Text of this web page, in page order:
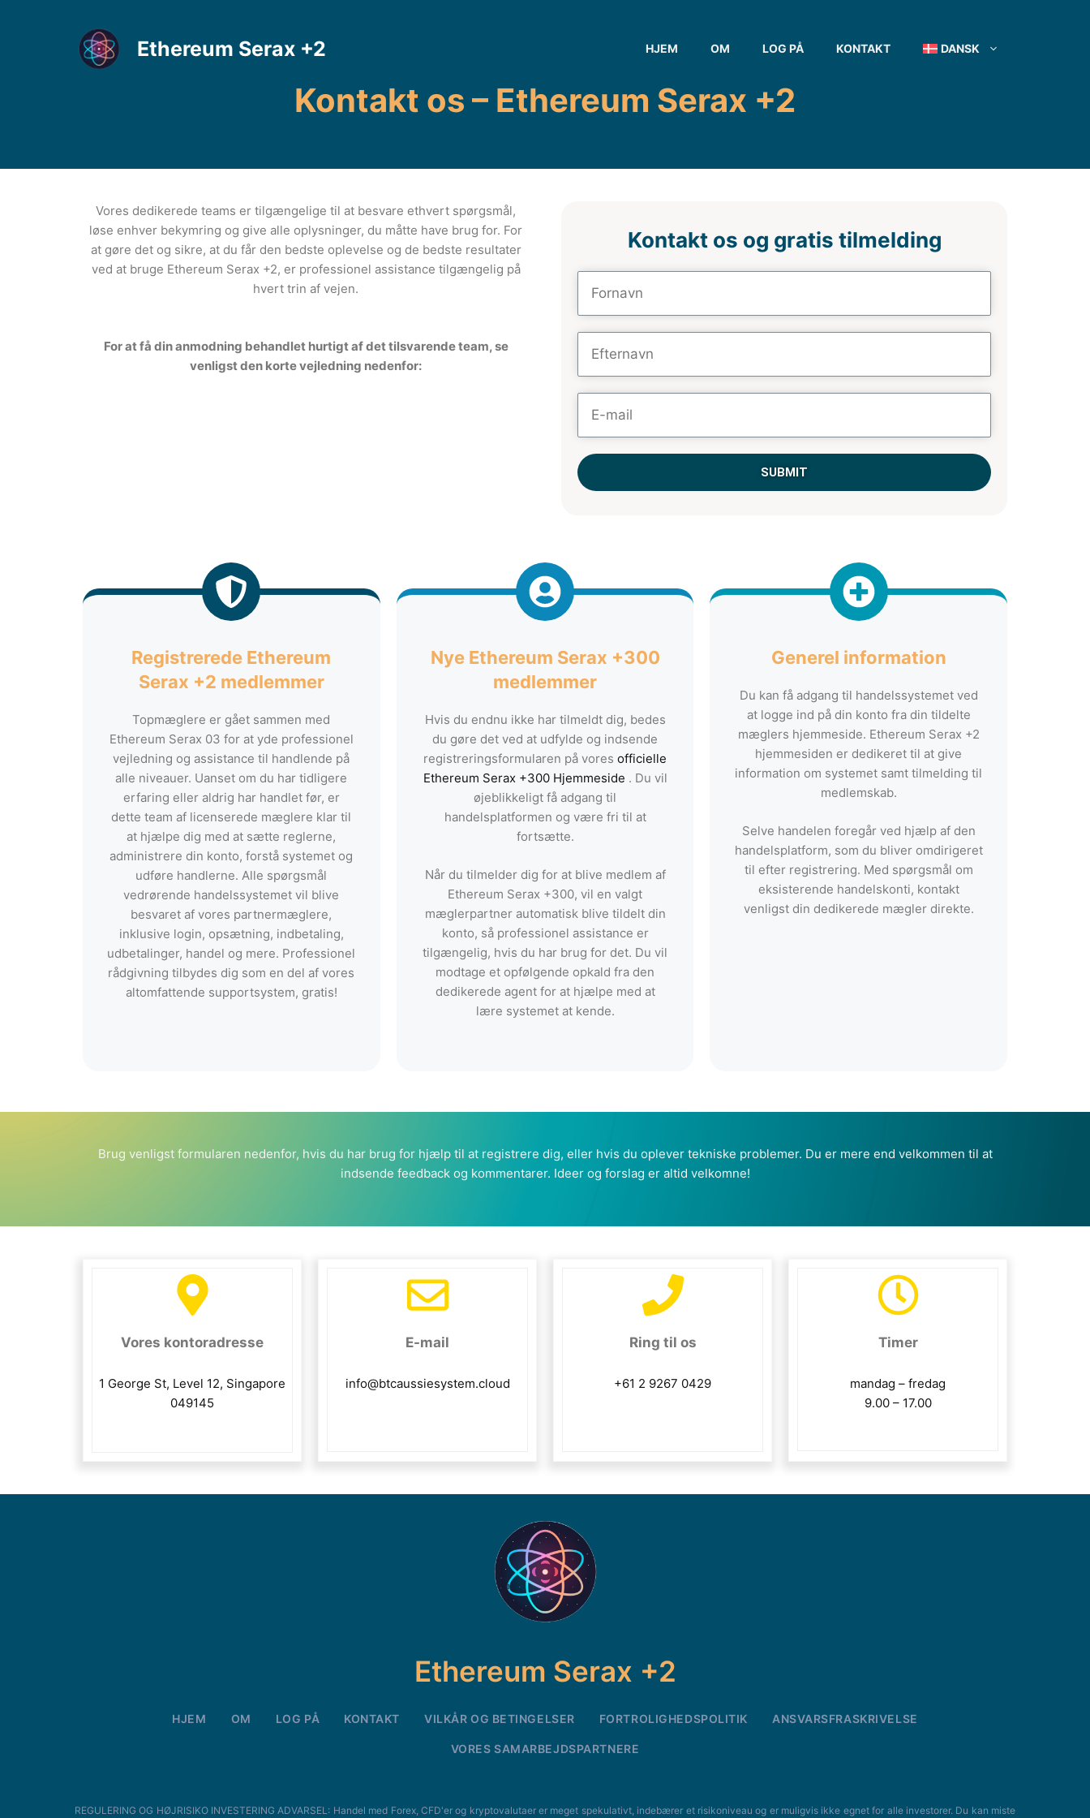
Ethereum Serax +2 HJEM OM LOG PÅ KONTAKT DANSK
Kontakt os – Ethereum Serax +2
Vores dedikerede teams er tilgængelige til at besvare ethvert spørgsmål,
løse enhver bekymring og give alle oplysninger, du måtte have brug for. For
at gøre det og sikre, at du får den bedste oplevelse og de bedste resultater
ved at bruge Ethereum Serax +2, er professionel assistance tilgængelig på
hvert trin af vejen.
For at få din anmodning behandlet hurtigt af det tilsvarende team, se
venligst den korte vejledning nedenfor:
Kontakt os og gratis tilmelding
SUBMIT
Registrerede Ethereum
Serax +2 medlemmer
Topmæglere er gået sammen med
Ethereum Serax 03 for at yde professionel
vejledning og assistance til handlende på
alle niveauer. Uanset om du har tidligere
erfaring eller aldrig har handlet før, er
dette team af licenserede mæglere klar til
at hjælpe dig med at sætte reglerne,
administrere din konto, forstå systemet og
udføre handlerne. Alle spørgsmål
vedrørende handelssystemet vil blive
besvaret af vores partnermæglere,
inklusive login, opsætning, indbetaling,
udbetalinger, handel og mere. Professionel
rådgivning tilbydes dig som en del af vores
altomfattende supportsystem, gratis!
Nye Ethereum Serax +300
medlemmer
Hvis du endnu ikke har tilmeldt dig, bedes
du gøre det ved at udfylde og indsende
registreringsformularen på vores officielle
Ethereum Serax +300 Hjemmeside . Du vil
øjeblikkeligt få adgang til
handelsplatformen og være fri til at
fortsætte.
Når du tilmelder dig for at blive medlem af
Ethereum Serax +300, vil en valgt
mæglerpartner automatisk blive tildelt din
konto, så professionel assistance er
tilgængelig, hvis du har brug for det. Du vil
modtage et opfølgende opkald fra den
dedikerede agent for at hjælpe med at
lære systemet at kende.
Generel information
Du kan få adgang til handelssystemet ved
at logge ind på din konto fra din tildelte
mæglers hjemmeside. Ethereum Serax +2
hjemmesiden er dedikeret til at give
information om systemet samt tilmelding til
medlemskab.
Selve handelen foregår ved hjælp af den
handelsplatform, som du bliver omdirigeret
til efter registrering. Med spørgsmål om
eksisterende handelskonti, kontakt
venligst din dedikerede mægler direkte.
Brug venligst formularen nedenfor, hvis du har brug for hjælp til at registrere dig, eller hvis du oplever tekniske problemer. Du er mere end velkommen til at
indsende feedback og kommentarer. Ideer og forslag er altid velkomne!
Vores kontoradresse
1 George St, Level 12, Singapore
049145
E-mail
info@btcaussiesystem.cloud
Ring til os
+61 2 9267 0429
Timer
mandag – fredag
9.00 – 17.00
Ethereum Serax +2
HJEM OM LOG PÅ KONTAKT VILKÅR OG BETINGELSER FORTROLIGHEDSPOLITIK ANSVARSFRASKRIVELSE
VORES SAMARBEJDSPARTNERE
REGULERING OG HØJRISIKO INVESTERING ADVARSEL: Handel med Forex, CFD'er og kryptovalutaer er meget spekulativt, indebærer et risikoniveau og er muligvis ikke egnet for alle investorer. Du kan miste